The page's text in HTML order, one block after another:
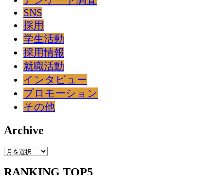
SNS
採用
学生活動
採用情報
就職活動
インタビュー
プロモーション
その他
Archive
Archive
RANKING TOP5